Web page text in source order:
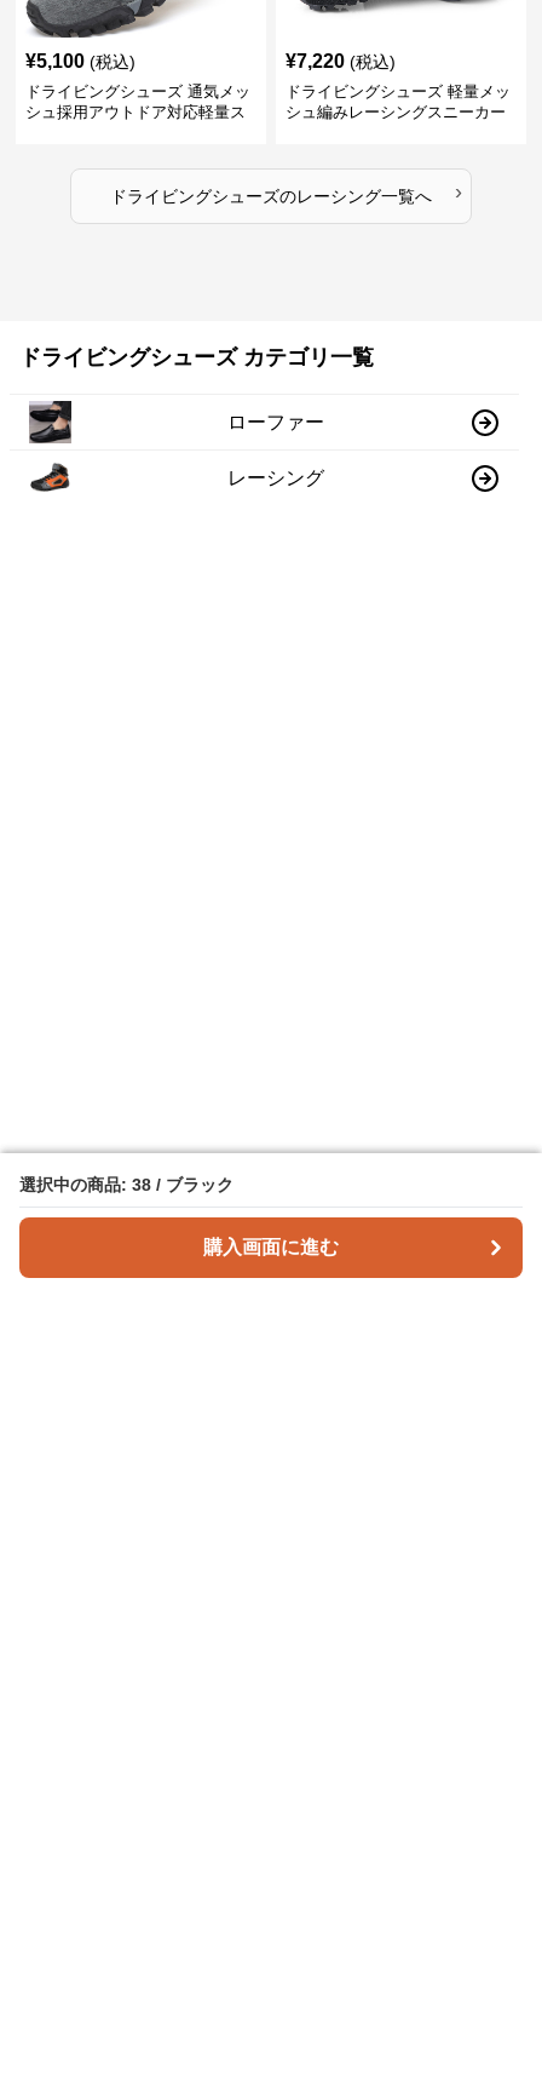
選択中の商品: 38 / ブラック
購入画面に進む
選択中の商品: 38 / ブラック
購入画面に進む
¥5,100 (税込)
ドライビングシューズ 通気メッ
シュ採用アウトドア対応軽量ス
¥7,220 (税込)
ドライビングシューズ 軽量メッ
シュ編みレーシングスニーカー
ドライビングシューズのレーシング一覧へ ›
ドライビングシューズ カテゴリ一覧
ローファー
レーシング